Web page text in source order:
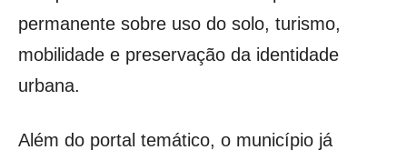
permanente sobre uso do solo, turismo,
mobilidade e preservação da identidade
urbana.
Além do portal temático, o município já